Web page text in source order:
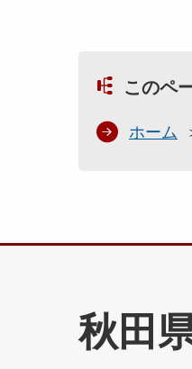
このペ
ホーム
秋田